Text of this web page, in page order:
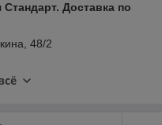
Доставка по
48/2